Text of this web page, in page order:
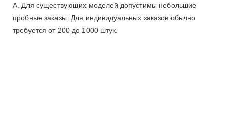
А. Для существующих моделей допустимы небольшие
пробные заказы. Для индивидуальных заказов обычно
требуется от 200 до 1000 штук.